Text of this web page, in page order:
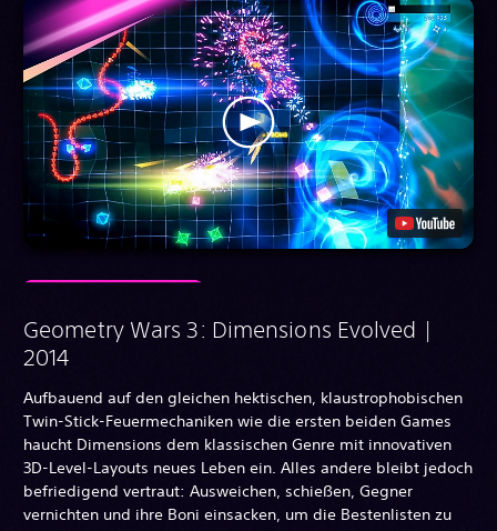
Geometry Wars 3: Dimensions Evolved |
2014
Aufbauend auf den gleichen hektischen, klaustrophobischen
Twin-Stick-Feuermechaniken wie die ersten beiden Games
haucht Dimensions dem klassischen Genre mit innovativen
3D-Level-Layouts neues Leben ein. Alles andere bleibt jedoch
befriedigend vertraut: Ausweichen, schießen, Gegner
vernichten und ihre Boni einsacken, um die Bestenlisten zu